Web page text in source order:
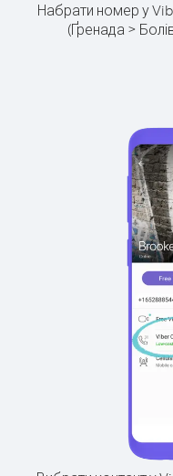
Набрати номер у
(Ґренада >